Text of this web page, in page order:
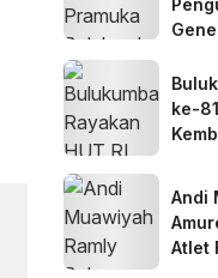
ke-
Andi
Atlet